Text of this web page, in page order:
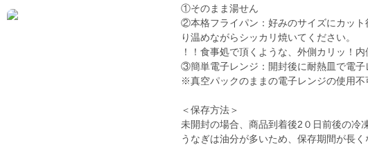
①そのまま湯せん
②本格フライパン：好みのサイズにカット
り温めながらシッカリ焼いてください。
！！食事処で頂くような、外側カリッ！
③簡単電子レンジ：開封後に耐熱皿で電子
※真空パックのままの電子レンジの使用不
＜保存方法＞
未開封の場合、商品到着後2０日前後の冷
うなぎは油分が多いため、保存期間が長